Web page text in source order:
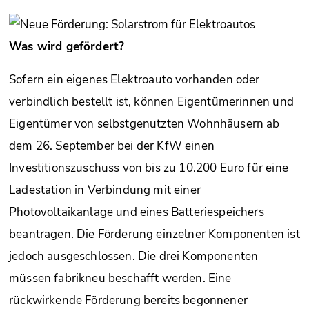
Was wird gefördert?
Sofern ein eigenes Elektroauto vorhanden oder
verbindlich bestellt ist, können Eigentümerinnen und
Eigentümer von selbstgenutzten Wohnhäusern ab
dem 26. September bei der KfW einen
Investitionszuschuss von bis zu 10.200 Euro für eine
Ladestation in Verbindung mit einer
Photovoltaikanlage und eines Batteriespeichers
beantragen. Die Förderung einzelner Komponenten ist
jedoch ausgeschlossen. Die drei Komponenten
müssen fabrikneu beschafft werden. Eine
rückwirkende Förderung bereits begonnener